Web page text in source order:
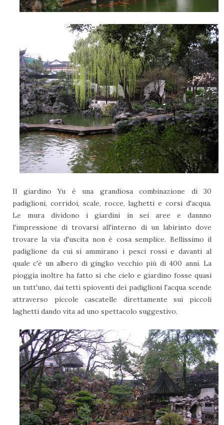
Il giardino Yu è una grandiosa combinazione di 30
padiglioni, corridoi, scale, rocce, laghetti e corsi d'acqua.
Le mura dividono i giardini in sei aree e dannno
l'impressione di trovarsi all'interno di un labirinto dove
trovare la via d'uscita non è cosa semplice. Bellissimo il
padiglione da cui si ammirano i pesci rossi e davanti al
quale c'è un albero di gingko vecchio più di 400 anni. La
pioggia inoltre ha fatto si che cielo e giardino fosse quasi
un tutt'uno, dai tetti spioventi dei padiglioni l'acqua scende
attraverso piccole cascatelle direttamente sui piccoli
laghetti dando vita ad uno spettacolo suggestivo.